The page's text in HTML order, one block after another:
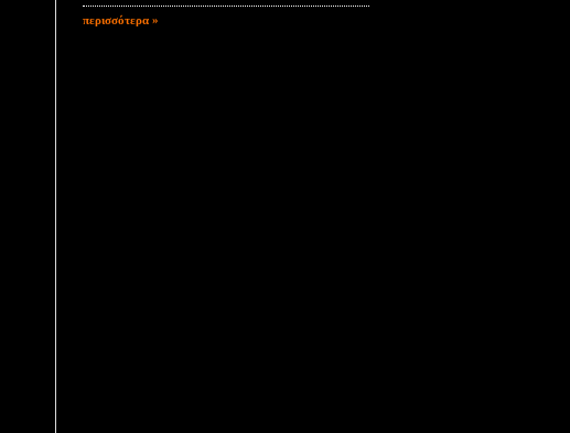
περισσότερα »